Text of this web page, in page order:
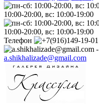
10:00-20:00, вс: 10:00-19:00
10:00-20:00, вс: 10:00-19:00
Телефон
a.shikhalizade@gmail.com